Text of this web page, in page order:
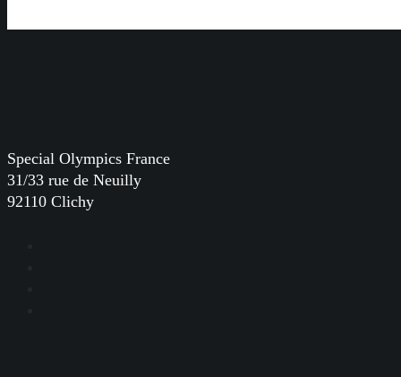
Special Olympics France
31/33 rue de Neuilly
92110 Clichy